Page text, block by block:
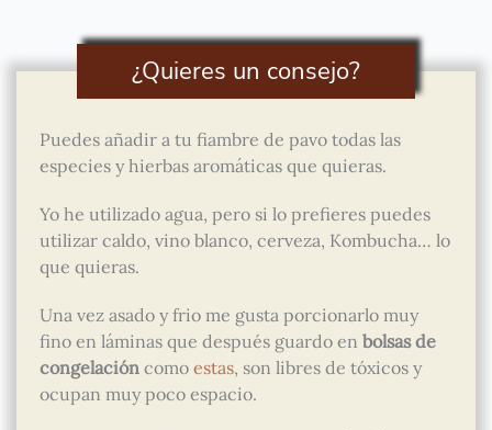
¿Quieres un consejo?
Puedes añadir a tu fiambre de pavo todas las
especies y hierbas aromáticas que quieras.
Yo he utilizado agua, pero si lo prefieres puedes
utilizar caldo, vino blanco, cerveza, Kombucha… lo
que quieras.
Una vez asado y frio me gusta porcionarlo muy
fino en láminas que después guardo en bolsas de
congelacióncomo estas, son libres de tóxicos y
ocupan muy poco espacio.